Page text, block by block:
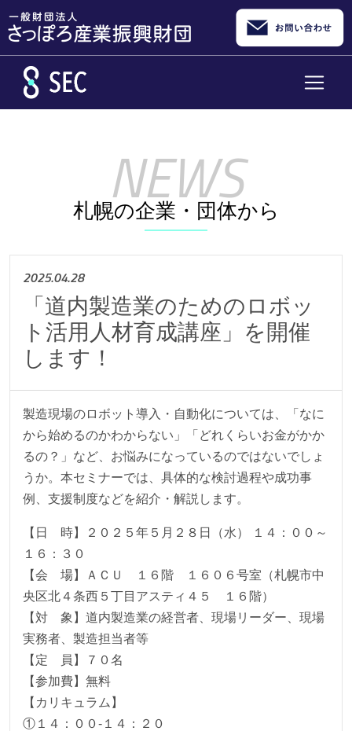
札幌の企業・団体から
2025.04.28
「道内製造業のためのロボッ
ト活用人材育成講座」を開催
します！
製造現場のロボット導入・自動化については、「なに
から始めるのかわからない」「どれくらいお金がかか
るの？」など、お悩みになっているのではないでしょ
うか。本セミナーでは、具体的な検討過程や成功事
例、支援制度などを紹介・解説します。
【日 時】２０２５年５月２８日（水） １４：００～
１６：３０
【会 場】ＡＣＵ １６階 １６０６号室（札幌市中
央区北４条西５丁目アスティ４５ １６階）
【対 象】道内製造業の経営者、現場リーダー、現場
実務者、製造担当者等
【定 員】７０名
【参加費】無料
【カリキュラム】
①１４：００-１４：２０